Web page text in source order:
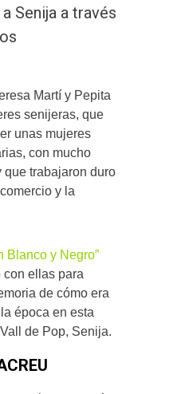
Senija a través
Martí y Pepita
senijeras, que
unas mujeres
con mucho
que trabajaron duro
y la
Blanco y Negro”
con ellas para
de cómo era
época en esta
de Pop, Senija.